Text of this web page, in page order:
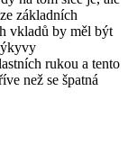
základních
vkladů by měl být
rukou a tento
než se špatná